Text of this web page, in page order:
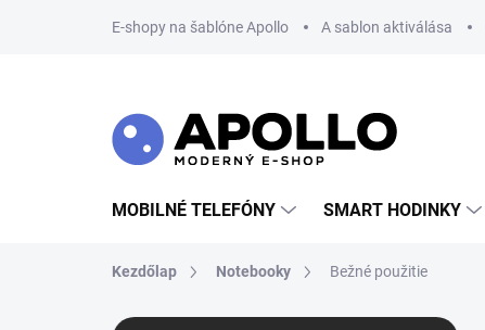
E-shopy na šablóne Apollo A sablon aktiválása
MOBILNÉ TELEFÓNY SMART HODINKY
Kezdőlap Notebooky Bežné použitie